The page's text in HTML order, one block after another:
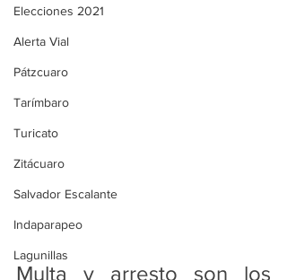
Elecciones 2021
Alerta Vial
Pátzcuaro
Tarímbaro
Turicato
Zitácuaro
Salvador Escalante
Indaparapeo
Lagunillas
Multa y arresto son los